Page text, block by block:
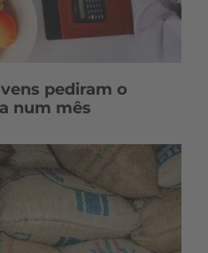
pediram o
num mês